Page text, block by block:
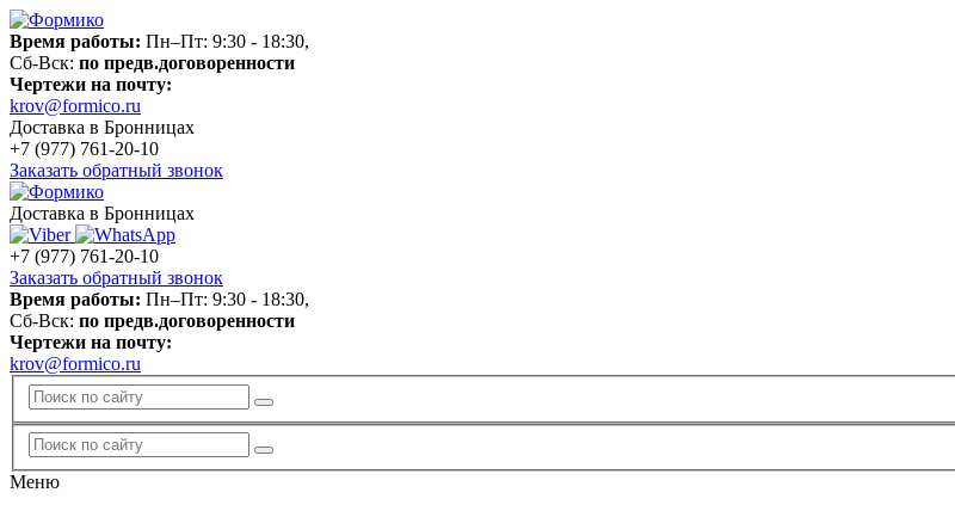
Время работы: Пн–Пт: 9:30 - 18:30,
Сб-Вск: по предв.договоренности
Чертежи на почту:
krov@formico.ru
Доставка в Бронницах
+7 (977) 761-20-10
Заказать обратный звонок
Доставка в Бронницах
+7 (977) 761-20-10
Заказать обратный звонок
Время работы: Пн–Пт: 9:30 - 18:30,
Сб-Вск: по предв.договоренности
Чертежи на почту:
krov@formico.ru
Меню